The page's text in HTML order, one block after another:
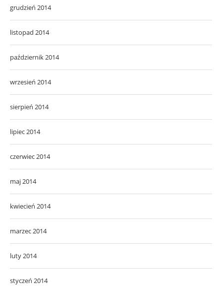
grudzień 2014
listopad 2014
październik 2014
wrzesień 2014
sierpień 2014
lipiec 2014
czerwiec 2014
maj 2014
kwiecień 2014
marzec 2014
luty 2014
styczeń 2014